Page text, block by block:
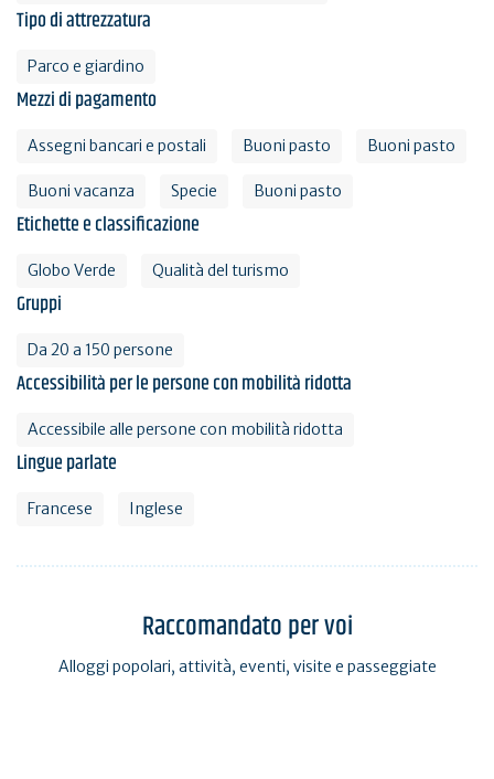
Tipo di attrezzatura
Parco e giardino
Mezzi di pagamento
Assegni bancari e postali Buoni pasto Buoni pasto
Buoni vacanza Specie Buoni pasto
Etichette e classificazione
Globo Verde Qualità del turismo
Gruppi
Da 20 a 150 persone
Accessibilità per le persone con mobilità ridotta
Accessibile alle persone con mobilità ridotta
Lingue parlate
Francese Inglese
Raccomandato per voi
Alloggi popolari, attività, eventi, visite e passeggiate